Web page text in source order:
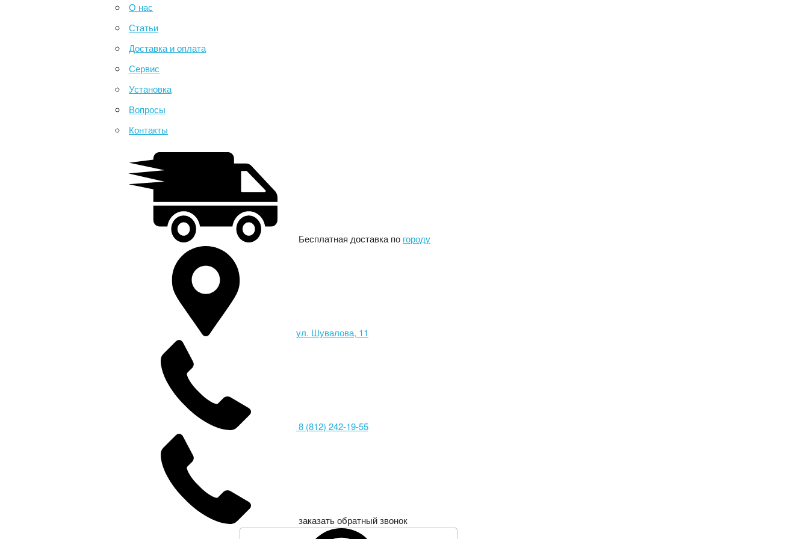
О нас
Статьи
Доставка и оплата
Сервис
Установка
Вопросы
Контакты
Бесплатная доставка по городу
ул. Шувалова, 11
8 (812) 242-19-55
заказать обратный звонок